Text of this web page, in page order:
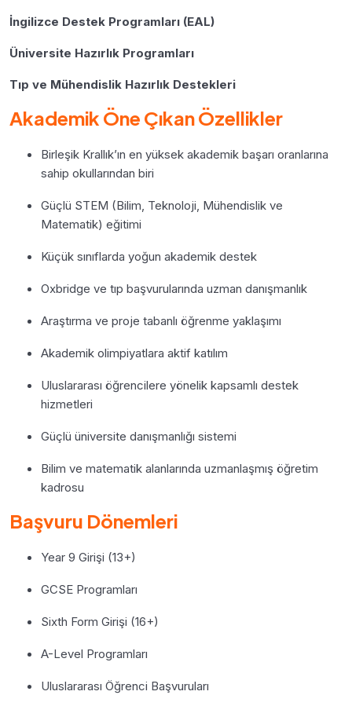
İngilizce Destek Programları (EAL)
Üniversite Hazırlık Programları
Tıp ve Mühendislik Hazırlık Destekleri
Akademik Öne Çıkan Özellikler
Birleşik Krallık’ın en yüksek akademik başarı oranlarına
sahip okullarından biri
Güçlü STEM (Bilim, Teknoloji, Mühendislik ve
Matematik) eğitimi
Küçük sınıflarda yoğun akademik destek
Oxbridge ve tıp başvurularında uzman danışmanlık
Araştırma ve proje tabanlı öğrenme yaklaşımı
Akademik olimpiyatlara aktif katılım
Uluslararası öğrencilere yönelik kapsamlı destek
hizmetleri
Güçlü üniversite danışmanlığı sistemi
Bilim ve matematik alanlarında uzmanlaşmış öğretim
kadrosu
Başvuru Dönemleri
Year 9 Girişi (13+)
GCSE Programları
Sixth Form Girişi (16+)
A-Level Programları
Uluslararası Öğrenci Başvuruları